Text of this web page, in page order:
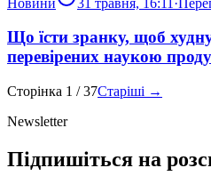
Що їсти зранку, щоб
перевірених наукою
Сторінка 1 /37Старіші →
Newsletter
Підпишіться на